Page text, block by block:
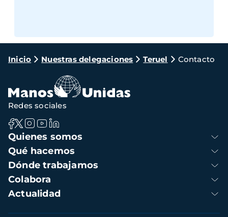
Ruta
navegación
Inicio Nuestras delegaciones Teruel Contacto
Navegación
principal
Quienes somos
Qué hacemos
Dónde trabajamos
Colabora
Actualidad
Redes sociales